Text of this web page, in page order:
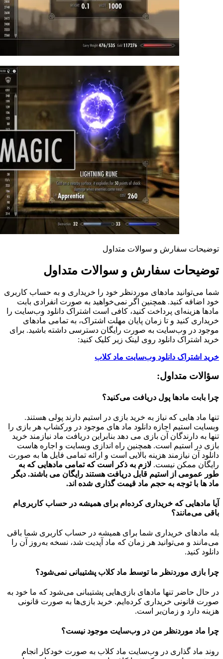
توضیحات سفارش و سوالات متداول
توضیحات سفارش و سوالات متداول
شما می‌توانید مادهای موردنظر خود را خریداری و به حساب کاربری
خود اضافه کنید. همچنین اگر نمی‌خواهید به صورت انفرادی بابت
مادها هزینه‌ای پرداخت کنید، کافی است اشتراک دانلود وب‌سایت را
خریداری کنید و تا زمان پایان مهلت اشتراک، به تمامی مادهای
موجود در وب‌سایت به صورت رایگان دسترسی داشته باشید. برای
خرید اشتراک دانلود روی لینک زیر کلیک کنید:
خرید اشتراک دانلود وب‌سایت ماد کلاب
سؤالات متداول:
چرا بابت مادها پول دریافت می‌کنید؟
تنها ماد هایی که نیاز به خرید بازی در استیم دارند پولی هستند.
وبسایت استیم اجازه دانلود ماد های موجود در ورکشاپ هر بازی را
تنها به دارندگان آن بازی می دهد بنابراین دریافت ماد نیازمند خرید
بازی در استیم است. همچنین راه اندازی وبسایت و اجاره هاست
دانلود آن نیازمند هزینه بالایی است و ارائه تمامی فایل ها به صورت
رایگان ممکن نیست. لازم به ذکر است که تمامی مادهایی که به
طور عمومی از استیم قابل دریافت هستند رایگان می باشند. دیگر
ماد ها با توجه به حجم ماد قیمت گذاری شده اند.
آیا مادهایی که خریداری کرده‌ام برای همیشه در حساب‌ کاربری‌ام
باقی می‌مانند؟
بله مادهای خریداری شما برای همیشه در حساب کاربری شما باقی
می‌مانند و می‌توانید هر زمان که ماد آپدیت شد، نسخه به‌روز آن را
دانلود کنید.
چرا بازی موردنظر ما توسط ماد کلاب پشتیبانی نمی‌شود؟
در حال حاضر تنها مادهای بازی‌هایی پشتیبانی می‌شود که ما خود به
صورت قانونی خریداری کرده‌ایم. خرید بازی‌ها به صورت قانونی
هزینه دارد و زمان‌بر است.
چرا ماد موردنظر من در وب‌سایت موجود نیست؟
روند ماد گذاری در وب‌سایت ماد کلاب به صورت خودکار انجام